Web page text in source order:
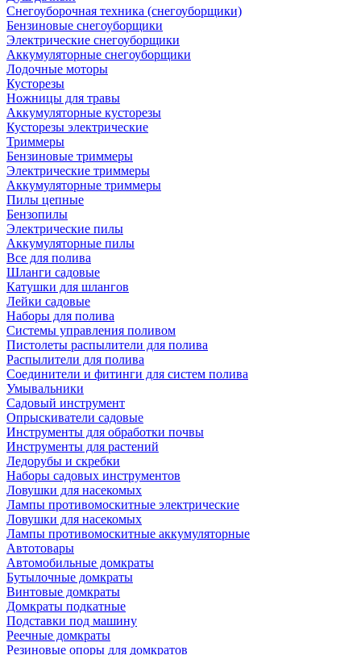
Снегоуборочная техника (снегоуборщики)
Бензиновые снегоуборщики
Электрические снегоуборщики
Аккумуляторные снегоуборщики
Лодочные моторы
Кусторезы
Ножницы для травы
Аккумуляторные кусторезы
Кусторезы электрические
Триммеры
Бензиновые триммеры
Электрические триммеры
Аккумуляторные триммеры
Пилы цепные
Бензопилы
Электрические пилы
Аккумуляторные пилы
Все для полива
Шланги садовые
Катушки для шлангов
Лейки садовые
Наборы для полива
Системы управления поливом
Пистолеты распылители для полива
Распылители для полива
Соединители и фитинги для систем полива
Умывальники
Садовый инструмент
Опрыскиватели садовые
Инструменты для обработки почвы
Инструменты для растений
Ледорубы и скребки
Наборы садовых инструментов
Ловушки для насекомых
Лампы противомоскитные электрические
Ловушки для насекомых
Лампы противомоскитные аккумуляторные
Автотовары
Автомобильные домкраты
Бутылочные домкраты
Винтовые домкраты
Домкраты подкатные
Подставки под машину
Реечные домкраты
Резиновые опоры для домкратов